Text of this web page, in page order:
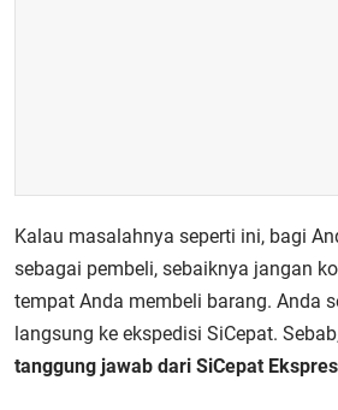
Kalau masalahnya seperti ini, bagi
sebagai pembeli, sebaiknya jangan
tempat Anda membeli barang. Anda
langsung ke ekspedisi SiCepat.
tanggung jawab dari SiCepat Ekspres